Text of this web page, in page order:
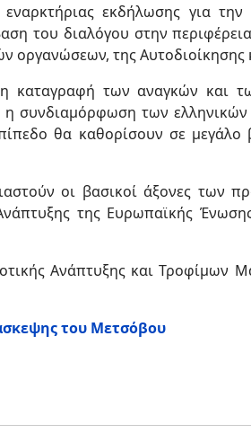
εκδήλωσης για
του διαλόγου στην
οργανώσεων, της
καταγραφή των αναγκών και
η συνδιαμόρφωση των
θα καθορίσουν σε μεγάλο
οι βασικοί άξονες των
της Ευρωπαϊκής
Ανάπτυξης και Τροφίμων
του Μετσόβου